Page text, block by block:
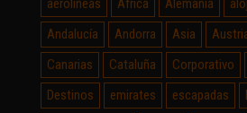
aerolineas Africa Alemania
Andalucía
Andorra Asia
Canarias
Cataluña Corporativo
Destinos
emirates escapadas